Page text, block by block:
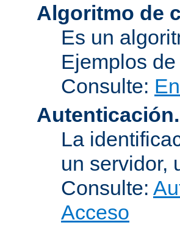
Algoritmo de
Es un
Ejemplos
Consulte:
Autenticación.
La
un servidor,
Consulte:
Acceso